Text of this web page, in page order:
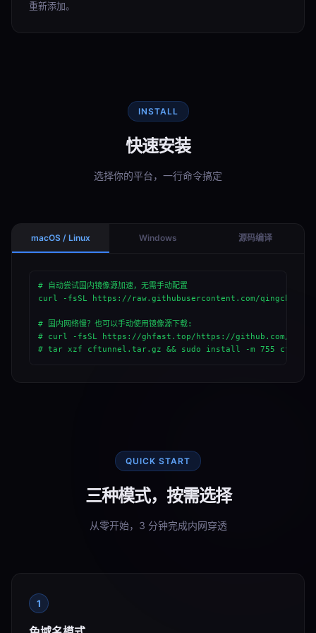
重新添加。
INSTALL
快速安装
选择你的平台，一行命令搞定
macOS / Linux Windows 源码编译
# 自动尝试国内镜像源加速，无需手动配置
curl -fsSL https://raw.githubusercontent.com/
# 国内网络慢？也可以手动使用镜像源下载:
# curl -fsSL https://ghfast.top/https://github.com/
# tar xzf cftunnel.tar.gz && sudo install -m 755
QUICK START
三种模式，按需选择
从零开始，3 分钟完成内网穿透
1